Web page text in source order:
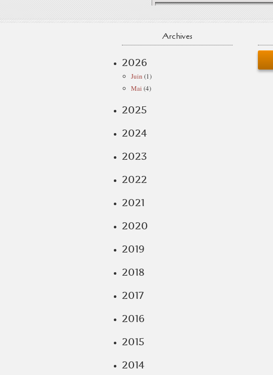
Archives
2026
Juin (1)
Mai (4)
2025
2024
2023
2022
2021
2020
2019
2018
2017
2016
2015
2014